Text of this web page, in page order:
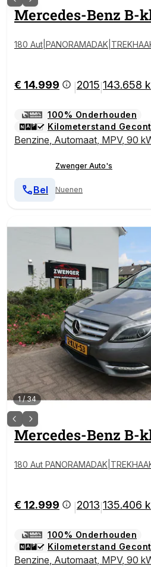
Mercedes-Benz B-
180
€ 14.999 2015 143.658
100% Onderhouden
Kilometerstand
Benzine, Automaat, MPV, 90
Zwenger Auto's
Nuenen
Bel
1/34
Mercedes-Benz B-
180 Aut
€ 12.999 2013 135.406
100% Onderhouden
Kilometerstand
Benzine, Automaat, MPV, 90